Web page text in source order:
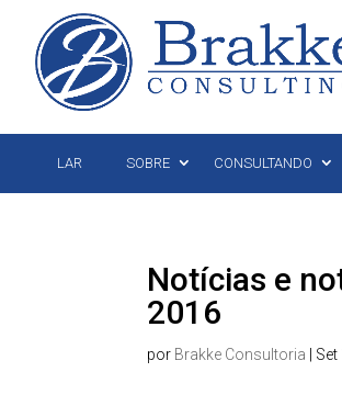
LAR SOBRE CONSULTANDO
Notícias e
2016
por Brakke Consultoria Set